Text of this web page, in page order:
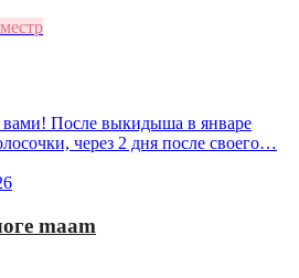
вами! После выкидыша в январе
через 2 дня после своего…
maam